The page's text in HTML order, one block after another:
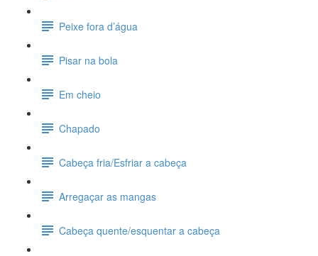
Peixe fora d’água
Pisar na bola
Em cheio
Chapado
Cabeça fria/Esfriar a cabeça
Arregaçar as mangas
Cabeça quente/esquentar a cabeça